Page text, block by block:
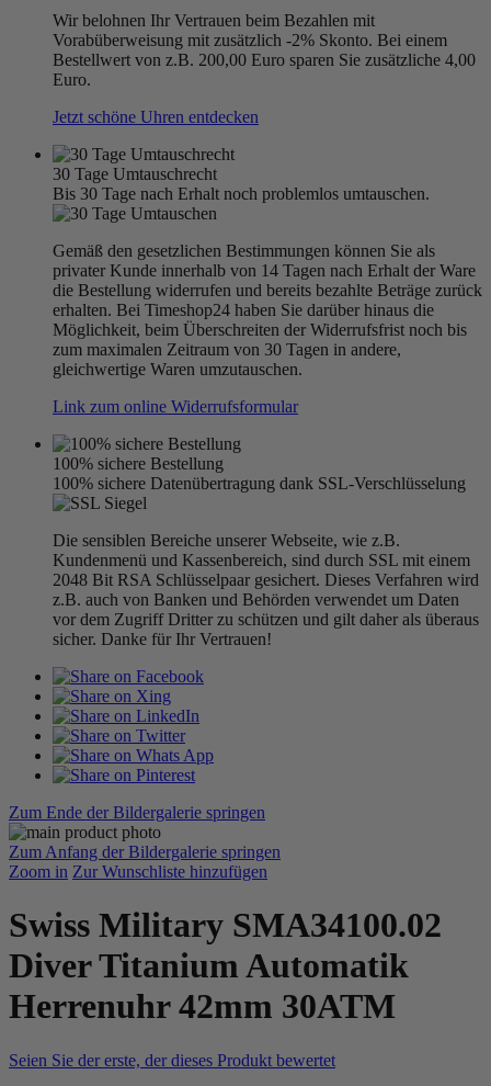
Wir belohnen Ihr Vertrauen beim Bezahlen mit
Vorabüberweisung mit zusätzlich -2% Skonto. Bei einem
Bestellwert von z.B. 200,00 Euro sparen Sie zusätzliche 4,00
Euro.
Jetzt schöne Uhren entdecken
30 Tage Umtauschrecht
Bis 30 Tage nach Erhalt noch problemlos umtauschen.
Gemäß den gesetzlichen Bestimmungen können Sie als
privater Kunde innerhalb von 14 Tagen nach Erhalt der Ware
die Bestellung widerrufen und bereits bezahlte Beträge zurück
erhalten. Bei Timeshop24 haben Sie darüber hinaus die
Möglichkeit, beim Überschreiten der Widerrufsfrist noch bis
zum maximalen Zeitraum von 30 Tagen in andere,
gleichwertige Waren umzutauschen.
Link zum online Widerrufsformular
100% sichere Bestellung
100% sichere Datenübertragung dank SSL-Verschlüsselung
Die sensiblen Bereiche unserer Webseite, wie z.B.
Kundenmenü und Kassenbereich, sind durch SSL mit einem
2048 Bit RSA Schlüsselpaar gesichert. Dieses Verfahren wird
z.B. auch von Banken und Behörden verwendet um Daten
vor dem Zugriff Dritter zu schützen und gilt daher als überaus
sicher. Danke für Ihr Vertrauen!
Zum Ende der Bildergalerie springen
Zum Anfang der Bildergalerie springen
Zoom in Zur Wunschliste hinzufügen
Swiss Military SMA34100.02
Diver Titanium Automatik
Herrenuhr 42mm 30ATM
Seien Sie der erste, der dieses Produkt bewertet